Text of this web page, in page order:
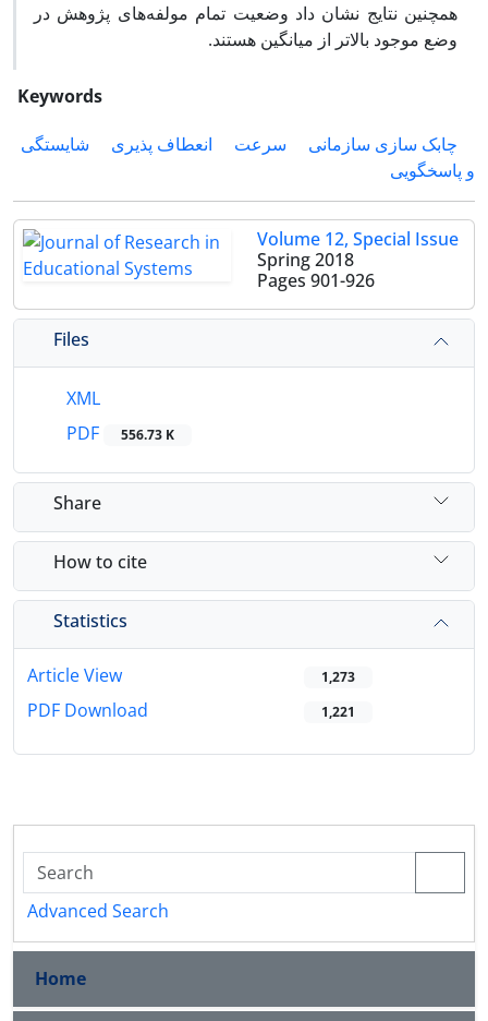
همچنین نتایج نشان داد وضعیت تمام مولفه‌های پژوهش در
وضع موجود بالاتر از میانگین هستند.
Keywords
چابک سازی سازمانی
سرعت انعطاف پذیری
شایستگی
و پاسخگویی
Volume 12, Special Issue
Spring 2018
Pages 901-926
Files
XML
PDF
556.73 K
Share
How to cite
Statistics
Article View 1,273
PDF Download 1,221
Advanced Search
Home